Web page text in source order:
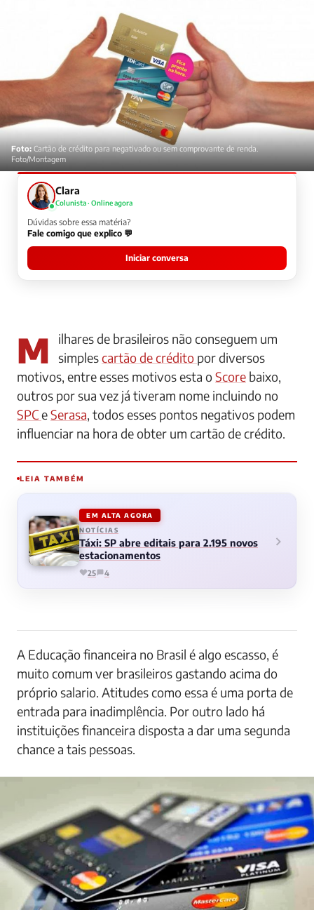
Foto: Cartão de crédito para negativado ou sem comprovante de renda.
Foto/Montagem
Clara
Colunista · Online agora
Dúvidas sobre essa matéria?
Fale comigo que explico 💬
Iniciar conversa
Milhares de brasileiros não conseguem um simplescartão de crédito por diversos
motivos, entre esses motivos esta oScore baixo,
outros por sua vez já tiveram nome incluindo no
SPCeSerasa, todos esses pontos negativos podem
influenciar na hora de obter um cartão de crédito.
LEIA TAMBÉM
EM ALTA AGORA
NOTÍCIAS
Táxi: SP abre editais para 2.195 novos
estacionamentos
25 4
A Educação financeira no Brasil é algo escasso, é
muito comum ver brasileiros gastando acima do
próprio salario. Atitudes como essa é uma porta de
entrada para inadimplência. Por outro lado há
instituições financeira disposta a dar uma segunda
chance a tais pessoas.